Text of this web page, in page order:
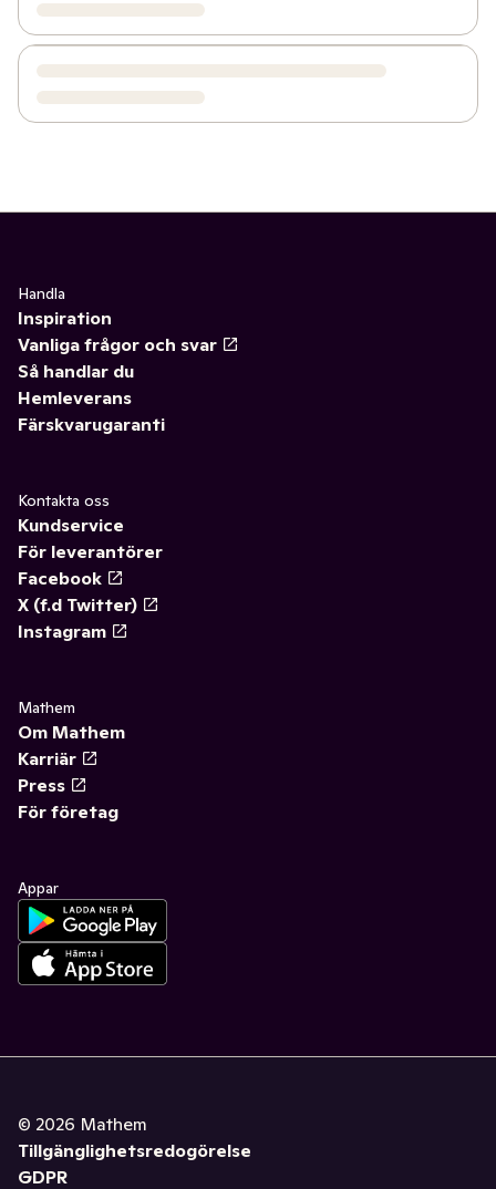
Handla
Inspiration
Vanliga frågor och svar
Så handlar du
Hemleverans
Färskvarugaranti
Kontakta oss
Kundservice
För leverantörer
Facebook
X (f.d Twitter)
Instagram
Mathem
Om Mathem
Karriär
Press
För företag
Appar
© 2026 Mathem
Tillgänglighetsredogörelse
GDPR